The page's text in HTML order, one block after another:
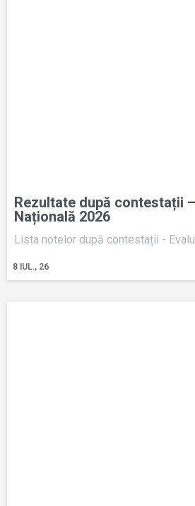
Rezultate după contestații
Națională 2026
8 IUL., 26
Lista notelor după contestații -